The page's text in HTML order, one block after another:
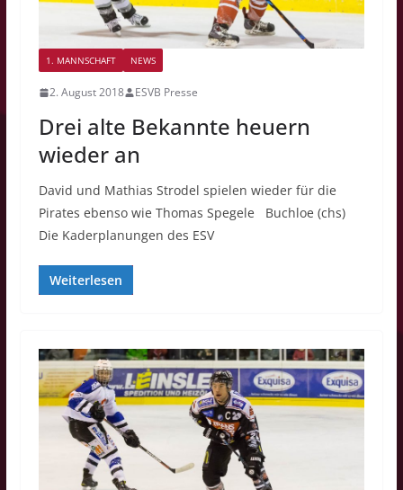
1. MANNSCHAFT NEWS
2. August 2018 ESVB Presse
Drei alte Bekannte heuern
wieder an
David und Mathias Strodel spielen wieder für die
Pirates ebenso wie Thomas Spegele Buchloe (chs)
Die Kaderplanungen des ESV
Weiterlesen